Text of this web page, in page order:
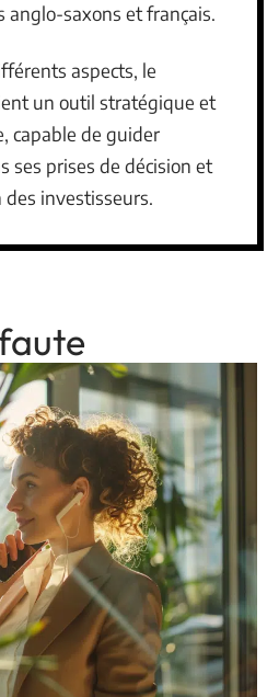
anglo-saxons et français.
aspects, le
un outil stratégique et
capable de guider
ses prises de décision et
des investisseurs.